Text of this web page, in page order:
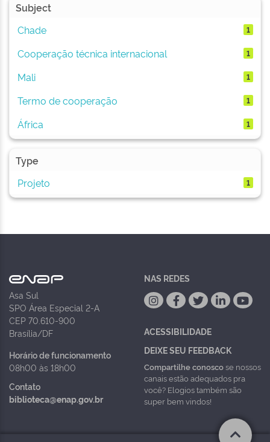
Subject
Chade
1
Cooperação técnica internacional 1
Mali 1
Termo de cooperação 1
África 1
Type
Projeto
1
Asa Sul
SPO Área Especial 2-A
CEP 70.610-900
Brasília/DF
Horário de funcionamento
08h00 às 18h00
Contato
biblioteca@enap.gov.br
NAS REDES
ACESSIBILIDADE
DEIXE SEU FEEDBACK
Compartilhe conoscose nossos
canais estão adequados pra
você? Elogios também são
super bem vindos!